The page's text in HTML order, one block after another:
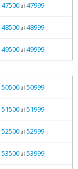
47500al 47999
48500al 48999
49500al 49999
50500al 50999
51500al 51999
52500al 52999
53500al 53999